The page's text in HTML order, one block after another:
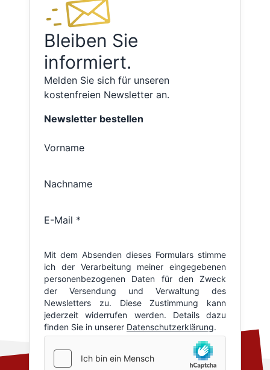
Bleiben Sie
informiert.
Melden Sie sich für unseren
kostenfreien Newsletter an.